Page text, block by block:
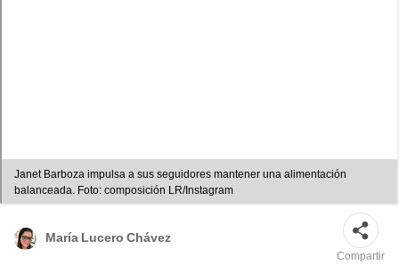
Janet Barboza impulsa a sus seguidores mantener una alimentación
balanceada. Foto: composición LR/Instagram
María Lucero Chávez
Compartir